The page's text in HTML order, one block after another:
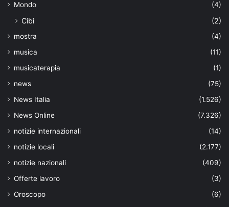
Mondo
(4)
Cibi (2)
mostra
(4)
musica
(11)
musicaterapia
(1)
news
(75)
News Italia
(1.526)
News Online
(7.326)
notizie internazionali
(14)
notizie locali
(2.177)
notizie nazionali
(409)
Offerte lavoro
(3)
Oroscopo
(6)